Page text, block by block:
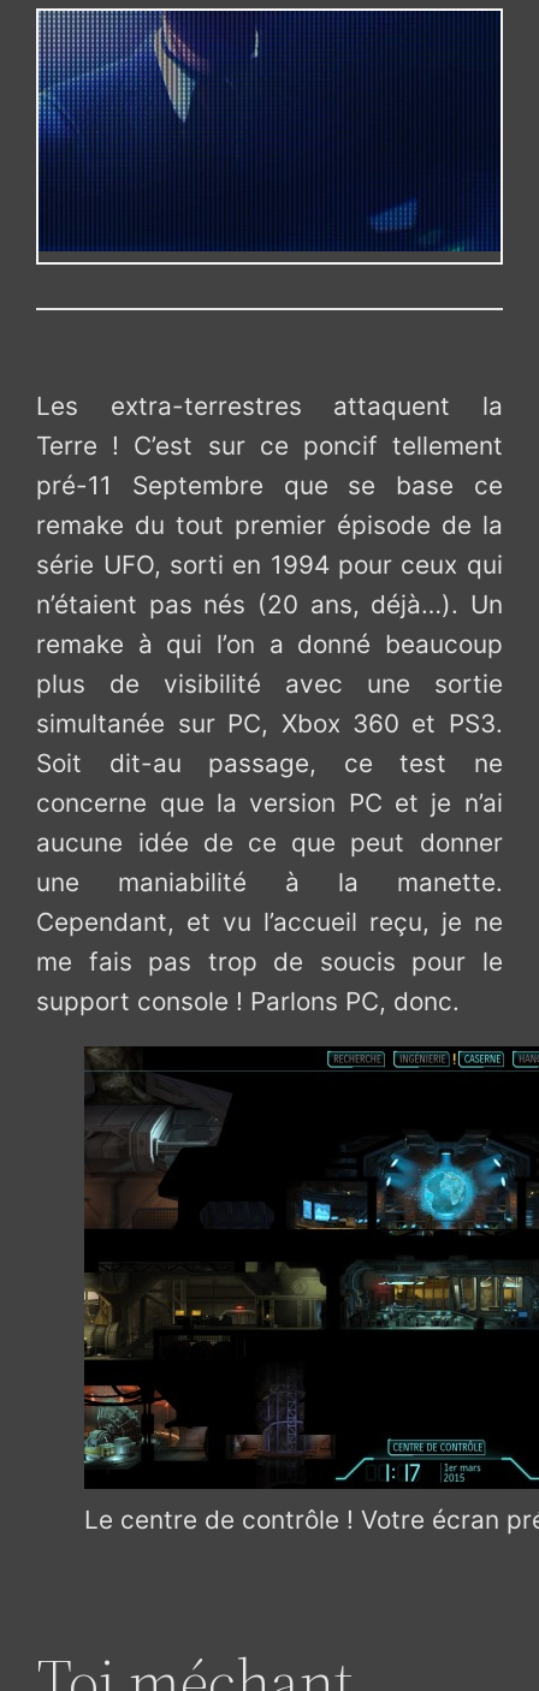
Les extra-terrestres attaquent la
Terre ! C’est sur ce poncif tellement
pré-11 Septembre que se base ce
remake du tout premier épisode de la
série UFO, sorti en 1994 pour ceux qui
n’étaient pas nés (20 ans, déjà…). Un
remake à qui l’on a donné beaucoup
plus de visibilité avec une sortie
simultanée sur PC, Xbox 360 et PS3.
Soit dit-au passage, ce test ne
concerne que la version PC et je n’ai
aucune idée de ce que peut donner
une maniabilité à la manette.
Cependant, et vu l’accueil reçu, je ne
me fais pas trop de soucis pour le
support console ! Parlons PC, donc.
Le centre de contrôle ! Votre écran